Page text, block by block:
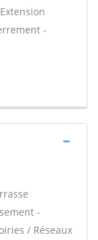
-
-
/ Réseaux